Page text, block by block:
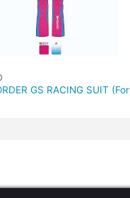
GS RACING SUIT (For